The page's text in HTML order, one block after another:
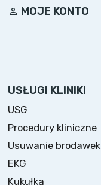
MOJE KONTO
USŁUGI KLINIKI
USG
Procedury kliniczne
Usuwanie brodawek
EKG
Kukułka